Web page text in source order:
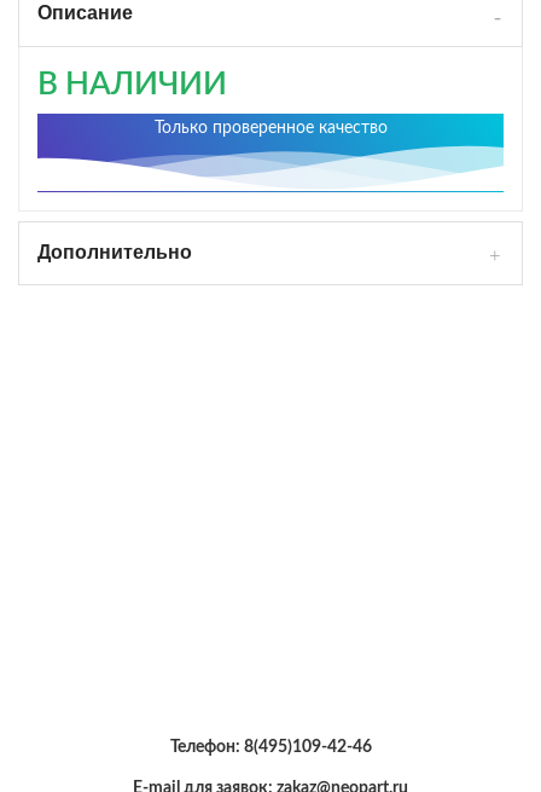
Описание
В НАЛИЧИИ
Только проверенное качество
Дополнительно
Телефон: 8(495)109-42-46
E-mail для заявок: zakaz@neopart.ru